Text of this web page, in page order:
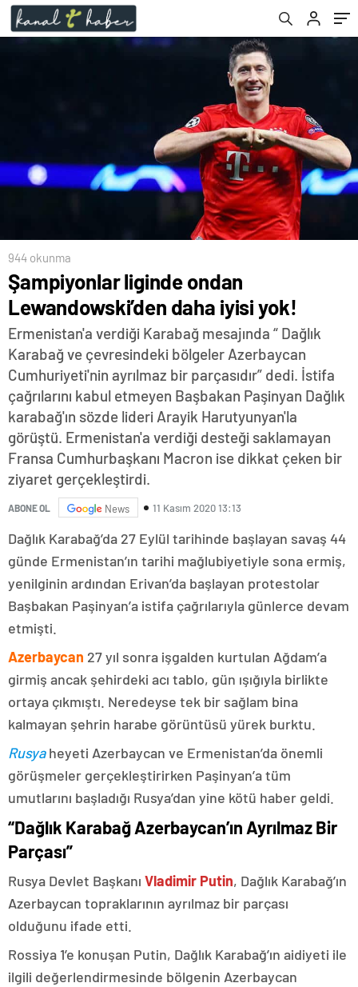
944 okunma
Şampiyonlar liginde ondan
Lewandowski’den daha iyisi yok!
Ermenistan'a verdiği Karabağ mesajında “ Dağlık
Karabağ ve çevresindeki bölgeler Azerbaycan
Cumhuriyeti'nin ayrılmaz bir parçasıdır” dedi. İstifa
çağrılarını kabul etmeyen Başbakan Paşinyan Dağlık
karabağ'ın sözde lideri Arayik Harutyunyan'la
görüştü. Ermenistan'a verdiği desteği saklamayan
Fransa Cumhurbaşkanı Macron ise dikkat çeken bir
ziyaret gerçekleştirdi.
ABONE OL News 11 Kasım 2020 13:13
Dağlık Karabağ’da 27 Eylül tarihinde başlayan savaş 44
günde Ermenistan’ın tarihi mağlubiyetiyle sona ermiş,
yenilginin ardından Erivan’da başlayan protestolar
Başbakan Paşinyan’a istifa çağrılarıyla günlerce devam
etmişti.
Azerbaycan 27 yıl sonra işgalden kurtulan Ağdam’a
girmiş ancak şehirdeki acı tablo, gün ışığıyla birlikte
ortaya çıkmıştı. Neredeyse tek bir sağlam bina
kalmayan şehrin harabe görüntüsü yürek burktu.
Rusyaheyeti Azerbaycan ve Ermenistan’da önemli
görüşmeler gerçekleştirirken Paşinyan’a tüm
umutlarını başladığı Rusya’dan yine kötü haber geldi.
“Dağlık Karabağ Azerbaycan’ın Ayrılmaz Bir
Parçası”
Rusya Devlet Başkanı Vladimir Putin, Dağlık Karabağ’ın
Azerbaycan topraklarının ayrılmaz bir parçası
olduğunu ifade etti.
Rossiya 1’e konuşan Putin, Dağlık Karabağ’ın aidiyeti ile
ilgili değerlendirmesinde bölgenin Azerbaycan